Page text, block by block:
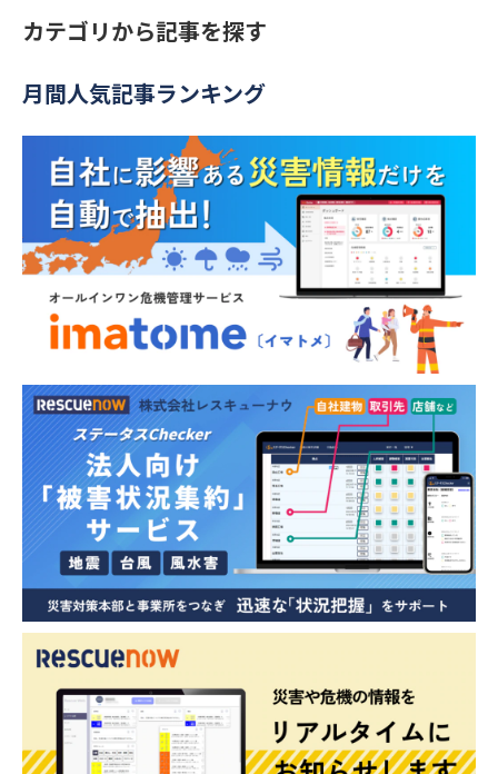
カテゴリから記事を探す
月間人気記事ランキング